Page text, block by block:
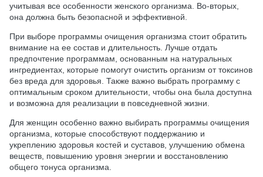
учитывая все особенности женского организма. Во-вторых,
она должна быть безопасной и эффективной.
При выборе программы очищения организма стоит обратить
внимание на ее состав и длительность. Лучше отдать
предпочтение программам, основанным на натуральных
ингредиентах, которые помогут очистить организм от токсинов
без вреда для здоровья. Также важно выбрать программу с
оптимальным сроком длительности, чтобы она была доступна
и возможна для реализации в повседневной жизни.
Для женщин особенно важно выбирать программы очищения
организма, которые способствуют поддержанию и
укреплению здоровья костей и суставов, улучшению обмена
веществ, повышению уровня энергии и восстановлению
общего тонуса организма.